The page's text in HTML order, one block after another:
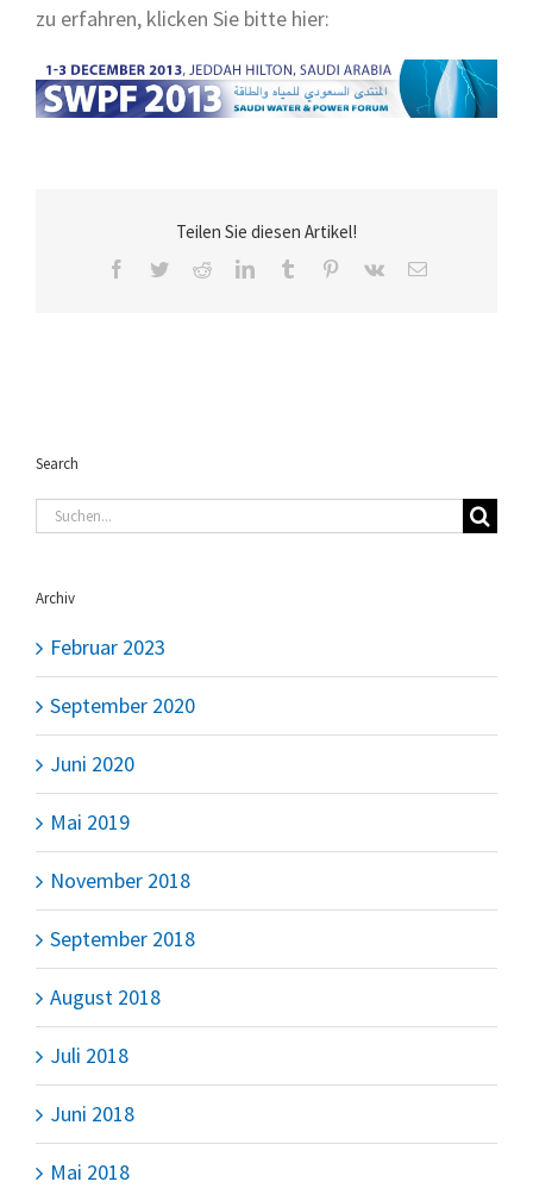
zu erfahren, klicken Sie bitte hier:
Teilen Sie diesen Artikel!
Facebook
TwitterRedditLinkedInTumblr Pinterest
Vk
E-
Search
Suche
Archiv
Februar 2023
September 2020
Juni 2020
Mai 2019
November 2018
September 2018
August 2018
Juli 2018
Juni 2018
Mai 2018